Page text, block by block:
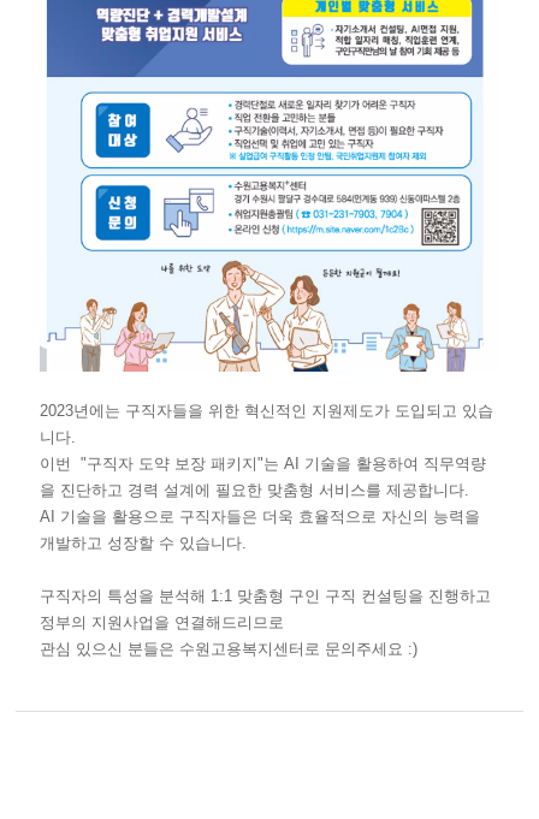
2023년에는 구직자들을 위한 혁신적인 지원제도가 도입되고 있습
니다.
이번 "구직자 도약 보장 패키지"는 AI 기술을 활용하여 직무역량
을 진단하고 경력 설계에 필요한 맞춤형 서비스를 제공합니다.
AI 기술을 활용으로 구직자들은 더욱 효율적으로 자신의 능력을
개발하고 성장할 수 있습니다.
구직자의 특성을 분석해 1:1 맞춤형 구인 구직 컨설팅을 진행하고
정부의 지원사업을 연결해드리므로
관심 있으신 분들은 수원고용복지센터로 문의주세요 :)